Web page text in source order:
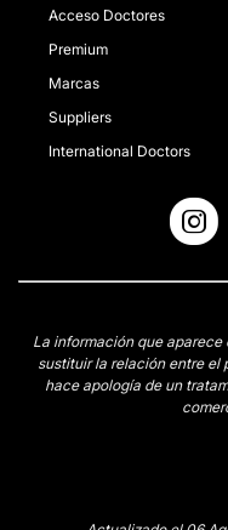
Acceso Doctores
Premium
Marcas
Suppliers
International Doctors
La información que
sustituir la relación entre el
hace apología de un